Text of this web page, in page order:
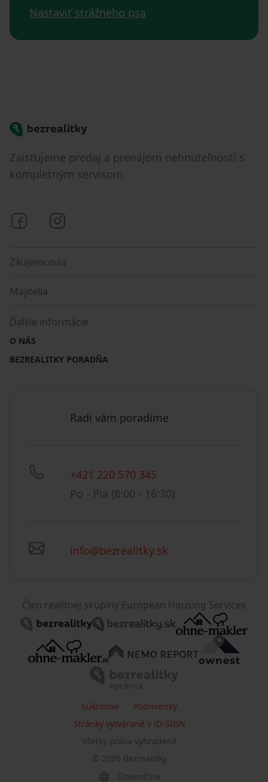
Nastaviť strážneho psa
Bezrealitky
Zaisťujeme predaj a prenájom nehnuteľností s
kompletným servisom.
Bezrealitky na Facebooku
Záujemcovia
Majitelia
Ďalšie informácie
O NÁS
BEZREALITKY PORADŇA
Radi vám poradíme
+421 220 570 345
Po - Pia (8:00 - 16:30)
info@bezrealitky.sk
Člen realitnej skupiny European Housing Services
© 2026 Bezrealitky
Všetky práva vyhradené
Súkromie
Podmienky
Stránky vytvárané v iD-SIGN
Slovenčina